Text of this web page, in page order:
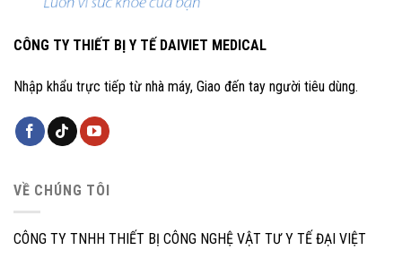
CÔNG TY THIẾT BỊ Y TẾ DAIVIET MEDICAL
Nhập khẩu trực tiếp từ nhà máy, Giao đến tay người tiêu dùng.
VỀ CHÚNG TÔI
CÔNG TY TNHH THIẾT BỊ CÔNG NGHỆ VẬT TƯ Y TẾ ĐẠI VIỆT